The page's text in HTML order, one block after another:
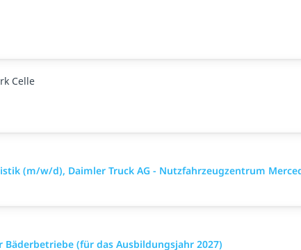
Celle
(m/w/d), Daimler Truck AG - Nutzfahrzeugzentrum
(für das Ausbildungsjahr 2027)